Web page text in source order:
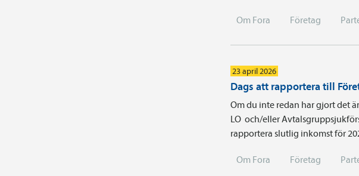
Om Fora Företag
23 april 2026
Dags att rapportera till
Om du inte redan har gjort det
LO och/eller
rapportera slutlig inkomst för
Om Fora Företag